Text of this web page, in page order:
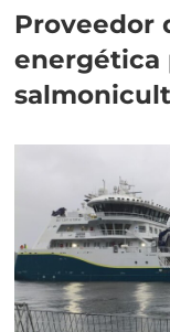
Proveedor
energética